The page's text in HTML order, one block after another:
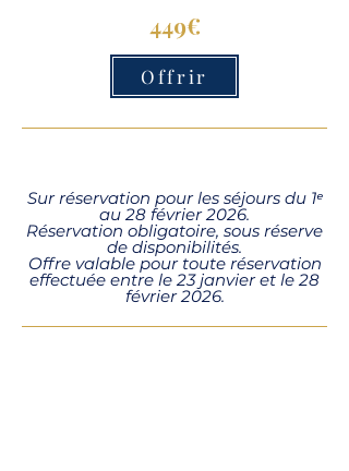
449€
Offrir
Sur réservation pour les séjours du 1ᵉ
au 28 février 2026.
Réservation obligatoire, sous réserve
de disponibilités.
Offre valable pour toute réservation
effectuée entre le 23 janvier et le 28
février 2026.